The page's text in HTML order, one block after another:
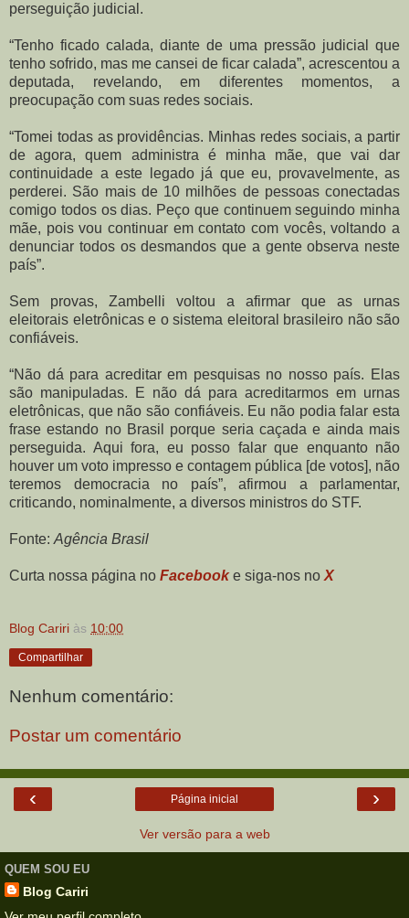
perseguição judicial.
“Tenho ficado calada, diante de uma pressão judicial que
tenho sofrido, mas me cansei de ficar calada”, acrescentou a
deputada, revelando, em diferentes momentos, a
preocupação com suas redes sociais.
“Tomei todas as providências. Minhas redes sociais, a partir
de agora, quem administra é minha mãe, que vai dar
continuidade a este legado já que eu, provavelmente, as
perderei. São mais de 10 milhões de pessoas conectadas
comigo todos os dias. Peço que continuem seguindo minha
mãe, pois vou continuar em contato com vocês, voltando a
denunciar todos os desmandos que a gente observa neste
país”.
Sem provas, Zambelli voltou a afirmar que as urnas
eleitorais eletrônicas e o sistema eleitoral brasileiro não são
confiáveis.
“Não dá para acreditar em pesquisas no nosso país. Elas
são manipuladas. E não dá para acreditarmos em urnas
eletrônicas, que não são confiáveis. Eu não podia falar esta
frase estando no Brasil porque seria caçada e ainda mais
perseguida. Aqui fora, eu posso falar que enquanto não
houver um voto impresso e contagem pública [de votos], não
teremos democracia no país”, afirmou a parlamentar,
criticando, nominalmente, a diversos ministros do STF.
Fonte: Agência Brasil
Curta nossa página no Facebooke siga-nos no X
Blog Cariri às 10:00
Compartilhar
Nenhum comentário:
Postar um comentário
‹ ›
Página inicial
Ver versão para a web
QUEM SOU EU
Blog Cariri